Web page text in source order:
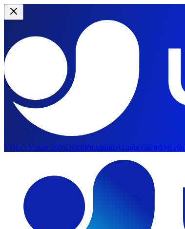
YOLO Vision 2026: Sự kiện vision AI toàn cầu trở lại